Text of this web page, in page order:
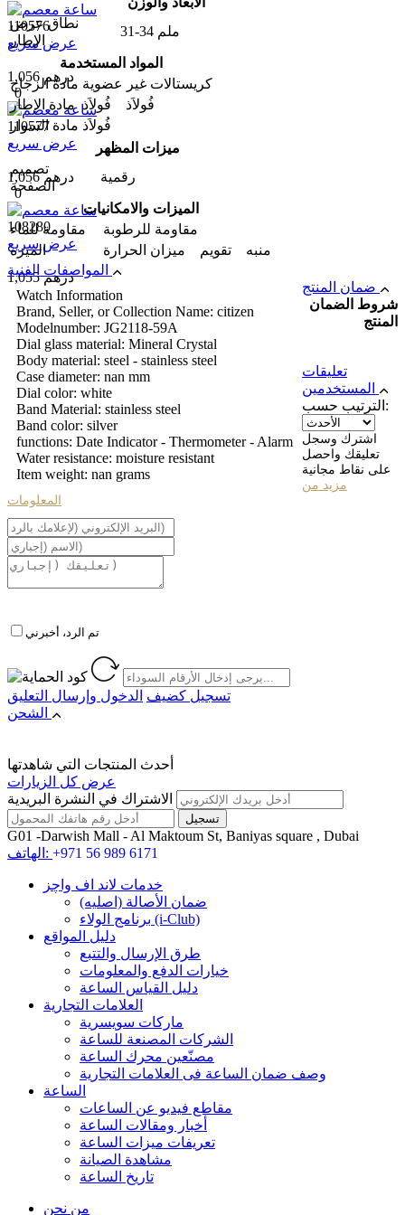
110576
عرض سريع
1,056 درهم
0
110577
عرض سريع
1,056 درهم
0
108280
عرض سريع
1,055 درهم
نطاق عرض
الإطار
31-34 ملم
المواد المستخدمة
مادة الزجاج كريستالات غير عضوية
مادة الإطار فُولاَذ فُولاَذ
مادة السوار فُولاَذ
ميزات المظهر
تصميم
الصفحة
رقمية
الميزات والامکانیات
مقاومة للماء
مقاومة للرطوبة
المیزه
منبه تقويم ميزان الحرارة
Watch Information
Brand, Seller, or Collection Name: citizen
Modelnumber: JG2118-59A
Dial glass material: Mineral Crystal
Body material: steel - stainless steel
Case diameter: nan mm
Dial color: white
Band Material: stainless steel
Band color: silver
functions: Date Indicator - Thermometer - Alarm
Water resistance: moisture resistant
Item weight: nan grams
شروط الضمان
المنتج
تعليقات
الترتيب حسب:
اشترك وسجل
تعليقك واحصل
على نقاط مجانية
مزيد من
المعلومات
تم الرد، أخبرني
تسجيل كضيف الدخول وإرسال التعليق
أحدث المنتجات التي شاهدتها
عرض كل الزيارات
الاشتراك في النشرة البريدية
G01 -Darwish Mall - Al Maktoum St, Baniyas square , Dubai
الهاتف: +971 56 989 6171
خدمات لاند اف واچز
ضمان الأصالة (اصلیه)
برنامج الولاء (i-Club)
دليل المواقع
طرق الإرسال والتتبع
خيارات الدفع والمعلومات
دليل القياس الساعة
العلامات التجارية
ماركات سويسرية
الشركات المصنعة للساعة
مصنّعين محرك الساعة
وصف ضمان الساعة فی العلامات التجارية
الساعة
مقاطع فيديو عن الساعات
أخبار ومقالات الساعة
تعريفات ميزات الساعة
مشاهدة الصيانة
تاريخ الساعة
من نحن